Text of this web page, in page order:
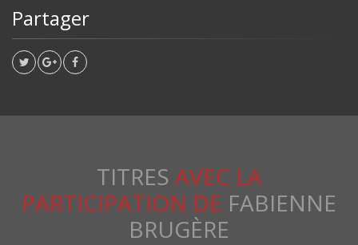
Partager
TITRES AVEC LA
PARTICIPATION DE FABIENNE
BRUGÈRE